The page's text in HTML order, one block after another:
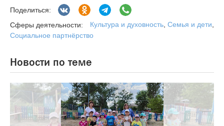
Поделиться:
Сферы деятельности:
Культура и духовность, Семья и дети,
Социальное партнёрство
Новости по теме